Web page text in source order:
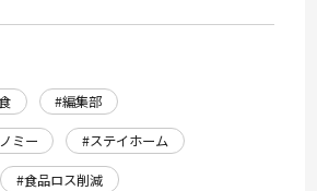
#編集部
ミー
#ステイホーム
#食品ロス削減